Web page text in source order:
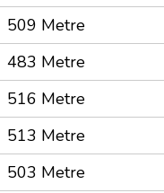
509 Metre
483 Metre
516 Metre
513 Metre
503 Metre